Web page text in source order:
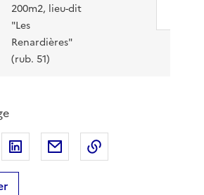
200m2, lieu-dit
"Les
Renardières"
(rub. 51)
Facebook
sur X
Partager sur LinkedIn
Partager par email